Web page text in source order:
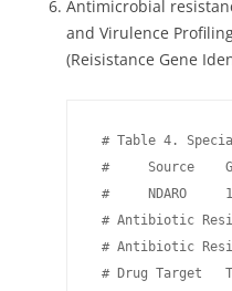
Antimicrobial
and Virulence
(Reisistance Gene
# Table 4.
#     Source
#     NDARO     1
# Antibiotic
# Antibiotic
# Drug Target